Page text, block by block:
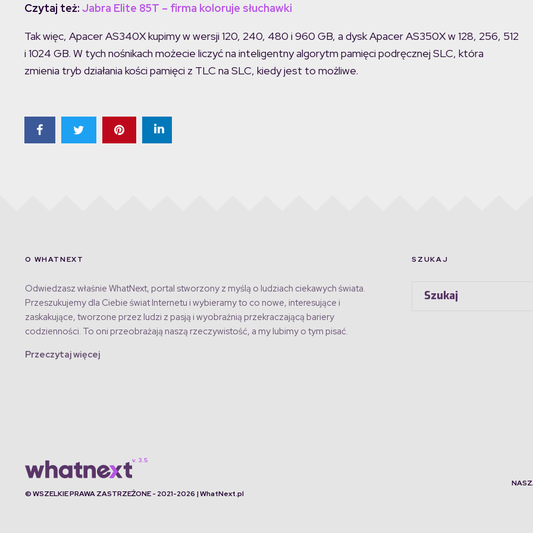
Czytaj też: Jabra Elite 85T – firma koloruje słuchawki
Tak więc, Apacer AS340X kupimy w wersji 120, 240, 480 i 960 GB, a dysk Apacer AS350X w 128, 256, 512
i 1024 GB. W tych nośnikach możecie liczyć na inteligentny algorytm pamięci podręcznej SLC, która
zmienia tryb działania kości pamięci z TLC na SLC, kiedy jest to możliwe.
O WHATNEXT
Odwiedzasz właśnie WhatNext, portal stworzony z myślą o ludziach ciekawych świata.
Przeszukujemy dla Ciebie świat Internetu i wybieramy to co nowe, interesujące i
zaskakujące, tworzone przez ludzi z pasją i wyobraźnią przekraczającą bariery
codzienności. To oni przeobrażają naszą rzeczywistość, a my lubimy o tym pisać.
Przeczytaj więcej
SZUKAJ
© WSZELKIE PRAWA ZASTRZEŻONE - 2021-2026 | WhatNext.pl